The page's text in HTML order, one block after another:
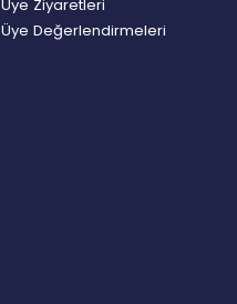
Üye Ziyaretleri
Üye Değerlendirmeleri